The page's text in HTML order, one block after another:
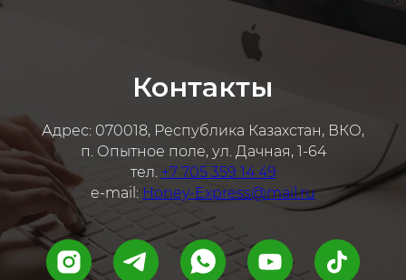
Контакты
Адрес: 070018, Республика Казахстан, ВКО,
п. Опытное поле, ул. Дачная, 1-64
тел. +7 705 359 14 49
e-mail: Honey-Express@mail.ru